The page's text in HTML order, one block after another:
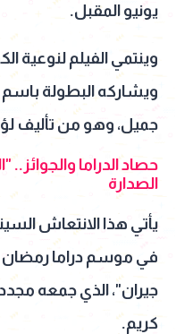
يونيو المقبل.
وينتمي الفيلم لنوعية
ويشاركه البطولة
جميل، وهو من تأليف
حصاد الدراما
الصدارة
يأتي هذا الانتعاش
جيران"، الذي جمعه
كريم.